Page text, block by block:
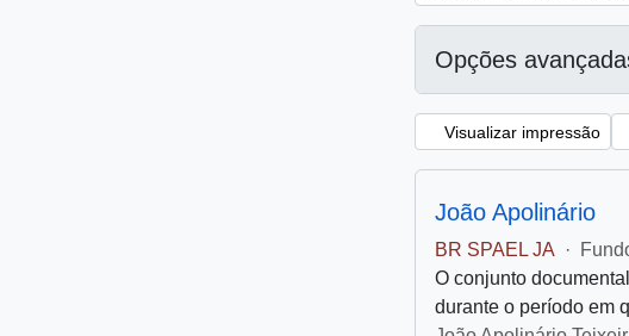
Opções
Visualizar impressão
João Apolinário
BR SPAEL JA · Fundo
O conjunto